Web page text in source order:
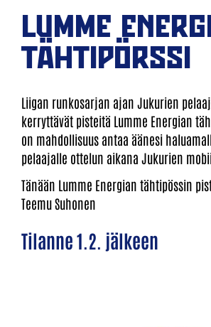
LUMME
TÄHTIPÖRSSI
Liigan runkosarjan ajan Jukurien
kerryttävät pisteitä Lumme Energian
on mahdollisuus antaa äänesi
pelaajalle ottelun aikana Jukurien
Tänään Lumme Energian tähtipössin
Teemu Suhonen
Tilanne 1.2. jälkeen